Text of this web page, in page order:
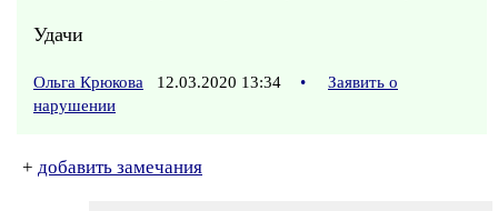
Удачи
Ольга Крюкова 12.03.2020 13:34 •
Заявить о
нарушении
+ добавить замечания